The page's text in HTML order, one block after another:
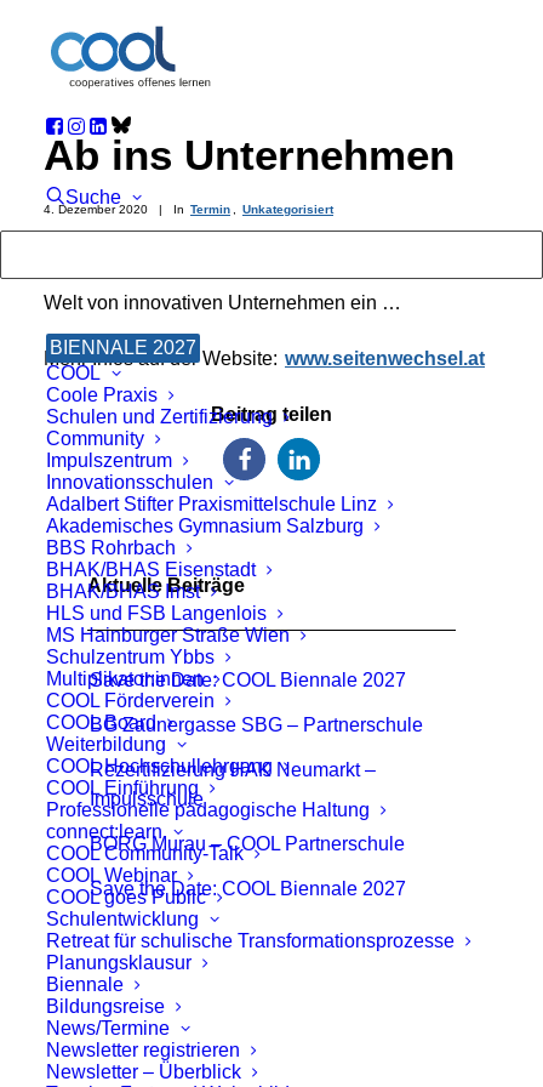
Suche
BIENNALE 2027
COOL
Coole Praxis
Schulen und Zertifizierung
Community
Impulszentrum
Innovationsschulen
Adalbert Stifter Praxismittelschule Linz
Akademisches Gymnasium Salzburg
BBS Rohrbach
BHAK/BHAS Eisenstadt
BHAK/BHAS Imst
HLS und FSB Langenlois
MS Hainburger Straße Wien
Schulzentrum Ybbs
Multiplikator:innen
COOL Förderverein
COOL Board
Weiterbildung
COOL Hochschullehrgang
COOL Einführung
Professionelle pädagogische Haltung
connect:learn
COOL Community-Talk
COOL Webinar
COOL goes Public
Schulentwicklung
Retreat für schulische Transformationsprozesse
Planungsklausur
Biennale
Bildungsreise
News/Termine
Newsletter registrieren
Newsletter – Überblick
Ab ins Unternehmen
4. Dezember 2020 | In Termin Unkategorisiert
Welt von innovativen Unternehmen ein …
Mehr Infos auf der Website: www.seitenwechsel.at
Beitrag teilen
Aktuelle Beiträge
Save the Date: COOL Biennale 2027
BG Zaunergasse SBG – Partnerschule
Rezertifizierung HAK Neumarkt –
Impulsschule
BORG Murau – COOL Partnerschule
Save the Date: COOL Biennale 2027